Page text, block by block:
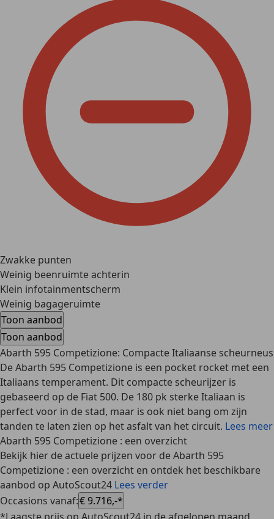
Zwakke punten
Weinig beenruimte achterin
Klein infotainmentscherm
Weinig bagageruimte
Toon aanbod
Toon aanbod
Abarth 595 Competizione: Compacte Italiaanse scheurneus
De Abarth 595 Competizione is een pocket rocket met een
Italiaans temperament. Dit compacte scheurijzer is
gebaseerd op de Fiat 500. De 180 pk sterke Italiaan is
perfect voor in de stad, maar is ook niet bang om zijn
tanden te laten zien op het asfalt van het circuit. Lees meer
Abarth 595 Competizione : een overzicht
Bekijk hier de actuele prijzen voor de Abarth 595
Competizione : een overzicht en ontdek het beschikbare
aanbod op AutoScout24 Lees verder
Occasions vanaf:€ 9.716,-*